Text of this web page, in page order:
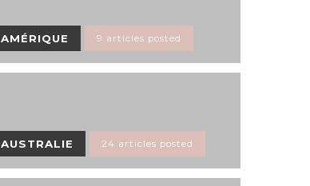
AMÉRIQUE 9 articles posted
AUSTRALIE 24 articles posted